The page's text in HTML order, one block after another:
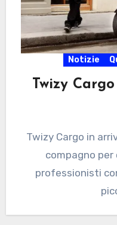
Notizie
Twizy
Twizy Cargo in
compagno
professionisti